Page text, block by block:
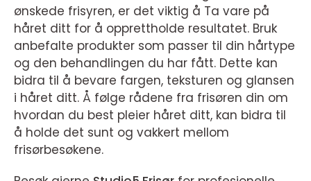
ønskede frisyren, er det viktig å Ta vare på
håret ditt for å opprettholde resultatet. Bruk
anbefalte produkter som passer til din hårtype
og den behandlingen du har fått. Dette kan
bidra til å bevare fargen, teksturen og glansen
i håret ditt. Å følge rådene fra frisøren din om
hvordan du best pleier håret ditt, kan bidra til
å holde det sunt og vakkert mellom
frisørbesøkene.